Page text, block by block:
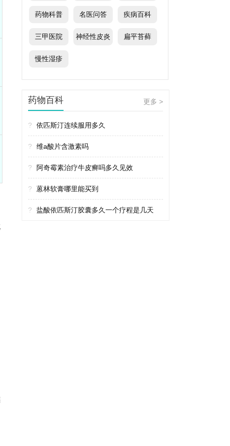
药物科普 名医问答 疾病百科
三甲医院 神经性皮炎 扁平苔藓
慢性湿疹
药物百科 更多 >
? 依匹斯汀连续服用多久
? 维a酸片含激素吗
? 阿奇霉素治疗牛皮癣吗多久见效
? 蒽林软膏哪里能买到
? 盐酸依匹斯汀胶囊多久一个疗程是几天